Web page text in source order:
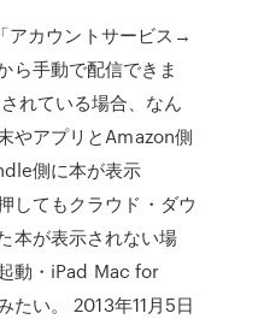
アカウントサービス→
ら手動で配信できま
れている場合、なん
やアプリとAmazon側
側に本が表示
してもクラウド・ダウ
本が表示されない場
動・iPad Mac for
い。 2013年11月5日